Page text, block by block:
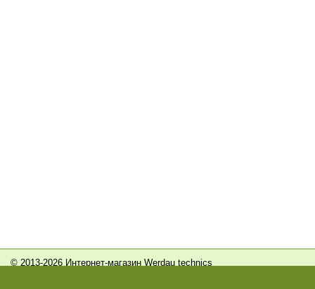
© 2013-2026 Интернет-магазин Werdau technics